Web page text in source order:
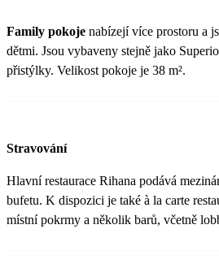
Family pokoje nabízejí více prostoru a
dětmi. Jsou vybaveny stejně jako
přistýlky. Velikost pokoje je 38 m².
Stravování
Hlavní restaurace Rihana podává
bufetu. K dispozici je také à la carte
místní pokrmy a několik barů, včetně